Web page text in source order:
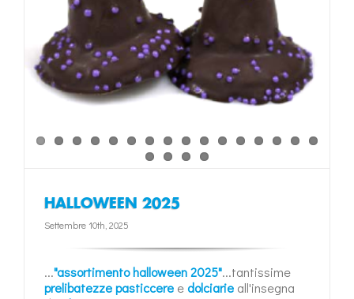
HALLOWEEN 2025
Settembre 10th, 2025
..."assortimento halloween 2025"...tantissime
prelibatezze pasticcere edolciarie all'insegna